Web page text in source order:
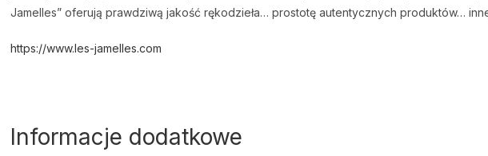
Jamelles” oferują prawdziwą jakość rękodzieła… prostotę autentycznych produktów…
https://www.les-jamelles.com
Informacje dodatkowe